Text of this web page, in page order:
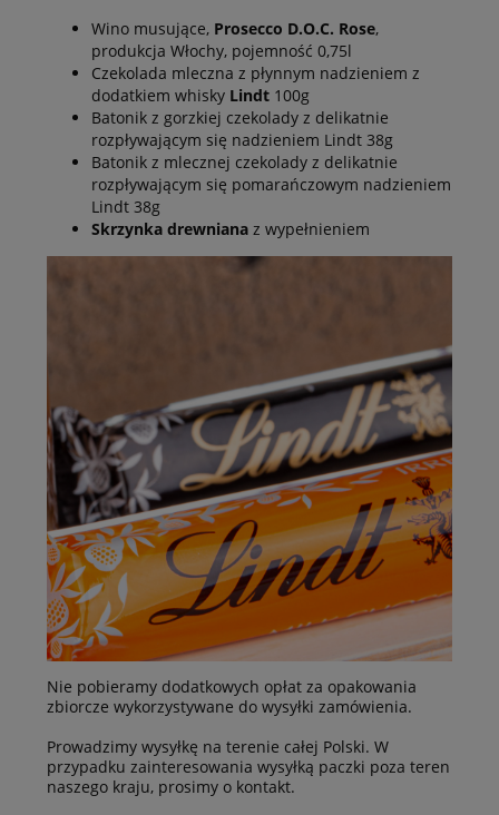
Wino musujące, Prosecco D.O.C. Rose,
produkcja Włochy, pojemność 0,75l
Czekolada mleczna z płynnym nadzieniem z
dodatkiem whisky Lindt 100g
Batonik z gorzkiej czekolady z delikatnie
rozpływającym się nadzieniem Lindt 38g
Batonik z mlecznej czekolady z delikatnie
rozpływającym się pomarańczowym nadzieniem
Lindt 38g
Skrzynka drewniana z wypełnieniem
Nie pobieramy dodatkowych opłat za opakowania
zbiorcze wykorzystywane do wysyłki zamówienia.
Prowadzimy wysyłkę na terenie całej Polski. W
przypadku zainteresowania wysyłką paczki poza teren
naszego kraju, prosimy o kontakt.